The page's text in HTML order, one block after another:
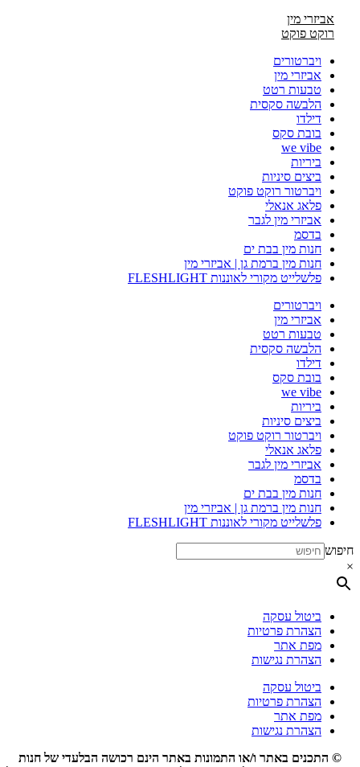
אביזרי מין
רוקט פוקט
ויברטורים
אביזרי מין
טבעות רטט
הלבשה סקסית
דילדו
בובת סקס
we vibe
ביריות
ביצים סיניות
ויברטור רוקט פוקט
פלאג אנאלי
אביזרי מין לגבר
בדסמ
חנות מין בבת ים
חנות מין ברמת גן | אביזרי מין
פלשלייט מקורי לאוננות FLESHLIGHT
ויברטורים
אביזרי מין
טבעות רטט
הלבשה סקסית
דילדו
בובת סקס
we vibe
ביריות
ביצים סיניות
ויברטור רוקט פוקט
פלאג אנאלי
אביזרי מין לגבר
בדסמ
חנות מין בבת ים
חנות מין ברמת גן | אביזרי מין
פלשלייט מקורי לאוננות FLESHLIGHT
חיפוש
×
ביטול עסקה
הצהרת פרטיות
מפת אתר
הצהרת נגישות
ביטול עסקה
הצהרת פרטיות
מפת אתר
הצהרת נגישות
© התכנים באתר ו/או התמונות באתר הינם רכושה הבלעדי של חנות